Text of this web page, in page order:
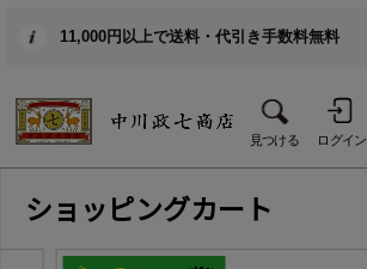
11,000円以上で送料・代引き手数料無料
見つける ログイン
ショッピングカート